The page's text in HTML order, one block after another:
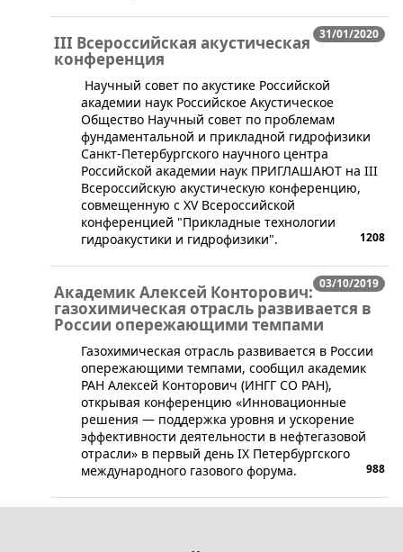
31/01/2020
III Всероссийская акустическая
конференция
Научный совет по акустике Российской
академии наук Российское Акустическое
Общество Научный совет по проблемам
фундаментальной и прикладной гидрофизики
Санкт-Петербургского научного центра
Российской академии наук ПРИГЛАШАЮТ на III
Всероссийскую акустическую конференцию,
совмещенную с XV Всероссийской
конференцией "Прикладные технологии
гидроакустики и гидрофизики".
1208
03/10/2019
Академик Алексей Конторович:
газохимическая отрасль развивается в
России опережающими темпами
​Газохимическая отрасль развивается в России
опережающими темпами, сообщил академик
РАН Алексей Конторович (ИНГГ СО РАН),
открывая конференцию «Инновационные
решения — поддержка уровня и ускорение
эффективности деятельности в нефтегазовой
отрасли» в первый день IX Петербургского
международного газового форума.
988